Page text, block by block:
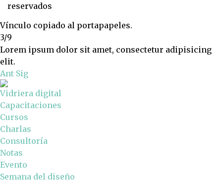
reservados
Vínculo copiado al portapapeles.
3/9
Lorem ipsum dolor sit amet, consectetur adipisicing
elit.
Ant Sig
Vidriera digital
Capacitaciones
Cursos
Charlas
Consultoría
Notas
Evento
Semana del diseño